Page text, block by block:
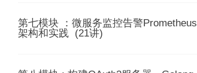
07 | Spring Security OAuth2 架构简介
时长 06:23
30 | 开关驱动开发原理
时长 22:24
31 | 携程 Apollo 配置中心介绍
53 | Zuul网关代码剖析(Code Review)
时长 13:08
时长 06:42
时长 09:42
102 | 第六模块课程介绍
时长 06:43
第七模块 ：微服务监控告警Prometheus
架构和实践 (21讲)